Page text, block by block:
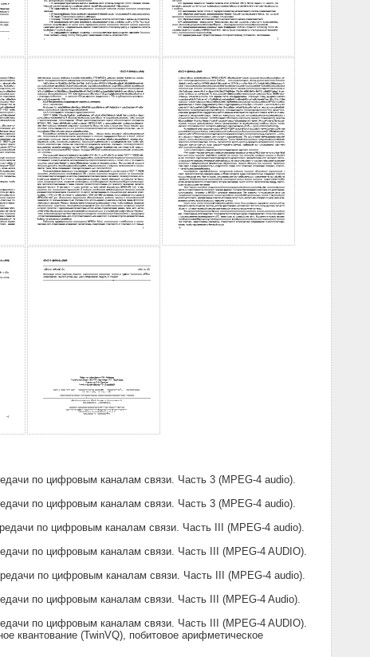
по цифровым каналам связи. Часть 3 (MPEG-4 audio).
по цифровым каналам связи. Часть 3 (MPEG-4 audio).
по цифровым каналам связи. Часть III (MPEG-4 audio).
по цифровым каналам связи. Часть III (MPEG-4 AUDIO).
по цифровым каналам связи. Часть III (MPEG-4 audio).
по цифровым каналам связи. Часть III (MPEG-4 Audio).
по цифровым каналам связи. Часть III (MPEG-4 AUDIO).
квантование (TwinVQ), побитовое арифметическое